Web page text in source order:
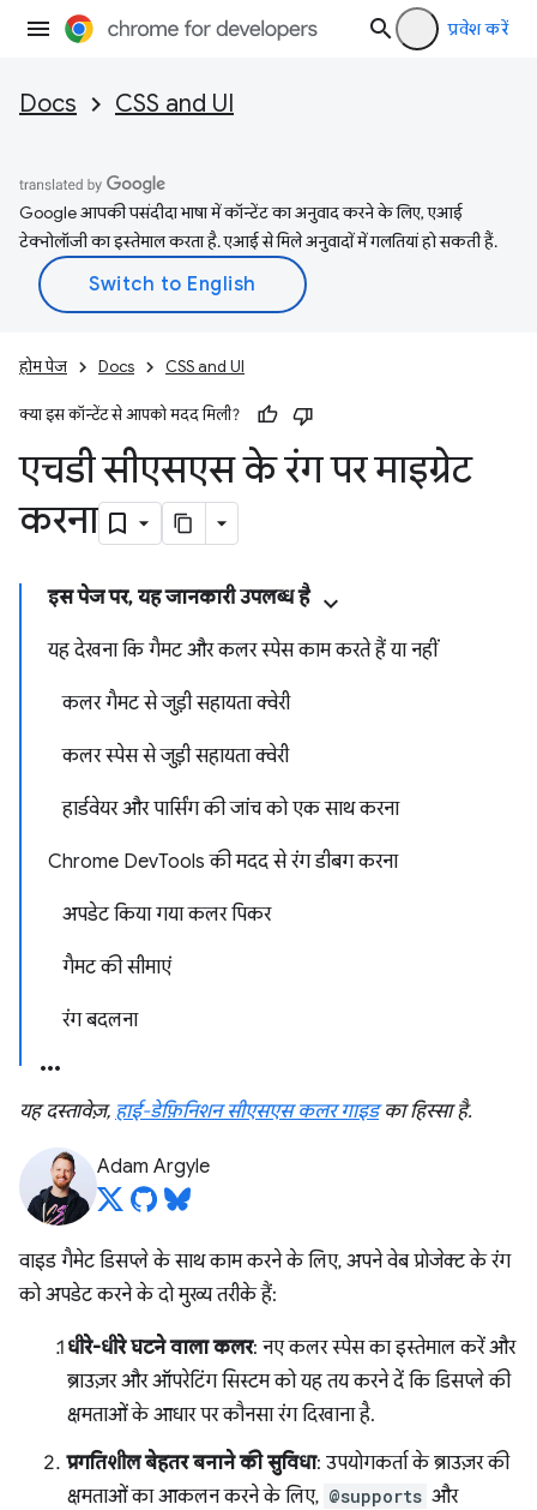
प्रवेश करें
Docs CSS and UI
Google आपकी पसंदीदा भाषा में कॉन्टेंट का अनुवाद करने के लिए, एआई
टेक्नोलॉजी का इस्तेमाल करता है. एआई से मिले अनुवादों में गलतियां हो सकती हैं.
होम पेज Docs CSS and UI
क्या इस कॉन्टेंट से आपको मदद मिली?
एचडी सीएसएस के रंग पर माइग्रेट
करना
इस पेज पर, यह जानकारी उपलब्ध है
यह देखना कि गैमट और कलर स्पेस काम करते हैं या नहीं
कलर गैमट से जुड़ी सहायता क्वेरी
कलर स्पेस से जुड़ी सहायता क्वेरी
हार्डवेयर और पार्सिंग की जांच को एक साथ करना
Chrome DevTools की मदद से रंग डीबग करना
अपडेट किया गया कलर पिकर
गैमट की सीमाएं
रंग बदलना
यह दस्तावेज़, हाई-डेफ़िनिशन सीएसएस कलर गाइडका हिस्सा है.
Adam Argyle
वाइड गैमेट डिसप्ले के साथ काम करने के लिए, अपने वेब प्रोजेक्ट के रंग
को अपडेट करने के दो मुख्य तरीके हैं:
धीरे-धीरे घटने वाला कलर: नए कलर स्पेस का इस्तेमाल करें और
ब्राउज़र और ऑपरेटिंग सिस्टम को यह तय करने दें कि डिसप्ले की
क्षमताओं के आधार पर कौनसा रंग दिखाना है.
प्रगतिशील बेहतर बनाने की सुविधा: उपयोगकर्ता के ब्राउज़र की
क्षमताओं का आकलन करने के लिए, @supports और